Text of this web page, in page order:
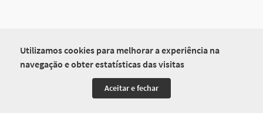
Utilizamos cookies para melhorar a experiência na
navegação e obter estatísticas das visitas
Aceitar e fechar